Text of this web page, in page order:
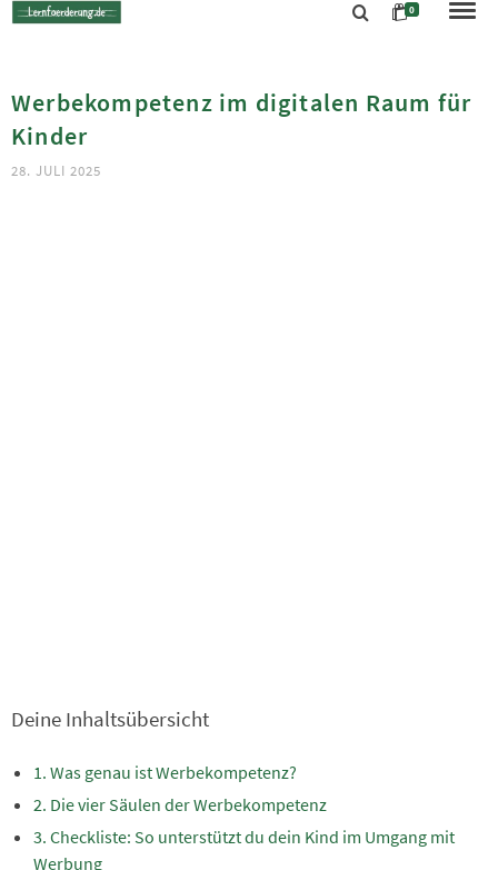
0
Werbekompetenz im digitalen Raum für
Kinder
28. JULI 2025
Deine Inhaltsübersicht
Was genau ist Werbekompetenz?
Die vier Säulen der Werbekompetenz
Checkliste: So unterstützt du dein Kind im Umgang mit
Werbung